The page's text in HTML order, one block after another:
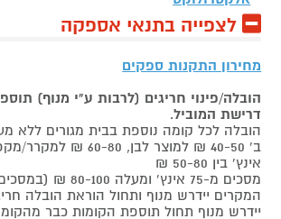
לצפייה בתנאי אספקה
מחירון התקנות ספקים
הובלה/פינוי חריגים (לרבות ע"י מנוף)
דרישת המוביל.
הובלה לכל קומה נוספת בבית מגורים ללא
אינץ' בין 50-80 ₪
מסכים מ-75 אינץ' ומעלה
המקרים יידרש מנוף ותחול הוראת הובלה
יידרש מנוף תחול תוספת הקומות כבר